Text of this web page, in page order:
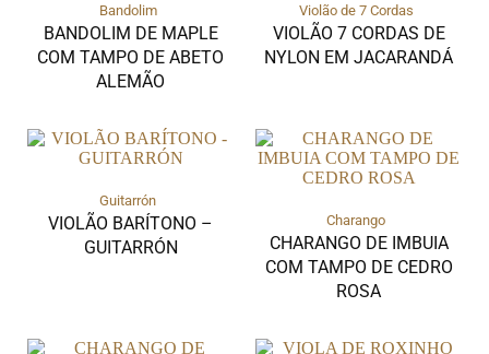
Bandolim
BANDOLIM DE MAPLE
COM TAMPO DE ABETO
ALEMÃO
Violão de 7 Cordas
VIOLÃO 7 CORDAS DE
NYLON EM JACARANDÁ
Guitarrón
VIOLÃO BARÍTONO –
GUITARRÓN
Charango
CHARANGO DE IMBUIA
COM TAMPO DE CEDRO
ROSA